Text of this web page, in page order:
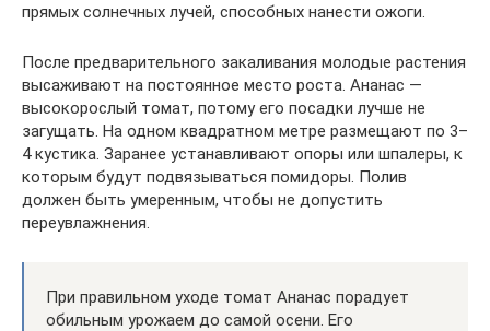
прямых солнечных лучей, способных нанести ожоги.
После предварительного закаливания молодые растения
высаживают на постоянное место роста. Ананас —
высокорослый томат, потому его посадки лучше не
загущать. На одном квадратном метре размещают по 3–
4 кустика. Заранее устанавливают опоры или шпалеры, к
которым будут подвязываться помидоры. Полив
должен быть умеренным, чтобы не допустить
переувлажнения.
При правильном уходе томат Ананас порадует
обильным урожаем до самой осени. Его